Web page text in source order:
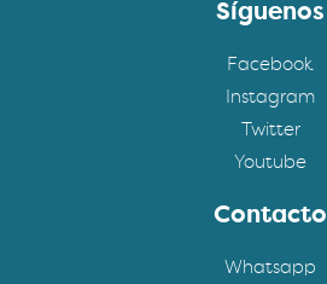
Síguenos
Facebook
Instagram
Twitter
Youtube
Contacto
Whatsapp